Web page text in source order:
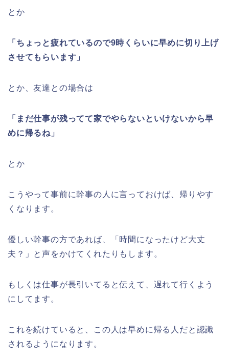
とか
「ちょっと疲れているので9時くらいに早めに切り上げ
させてもらいます」
とか、友達との場合は
「まだ仕事が残ってて家でやらないといけないから早
めに帰るね」
とか
こうやって事前に幹事の人に言っておけば、帰りやす
くなります。
優しい幹事の方であれば、「時間になったけど大丈
夫？」と声をかけてくれたりもします。
もしくは仕事が長引いてると伝えて、遅れて行くよう
にしてます。
これを続けていると、この人は早めに帰る人だと認識
されるようになります。